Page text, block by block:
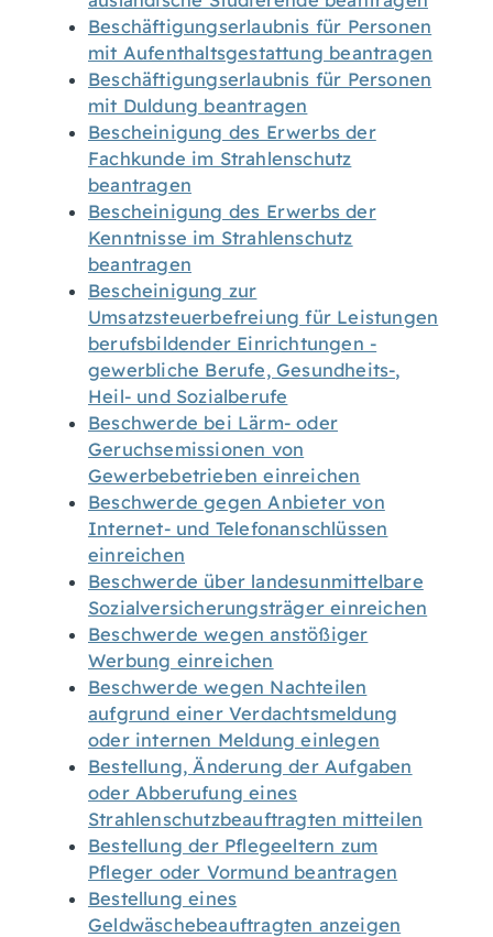
Beschäftigungserlaubnis für Personen
mit Aufenthaltsgestattung beantragen
Beschäftigungserlaubnis für Personen
mit Duldung beantragen
Bescheinigung des Erwerbs der
Fachkunde im Strahlenschutz
beantragen
Bescheinigung des Erwerbs der
Kenntnisse im Strahlenschutz
beantragen
Bescheinigung zur
Umsatzsteuerbefreiung für Leistungen
berufsbildender Einrichtungen -
gewerbliche Berufe, Gesundheits-,
Heil- und Sozialberufe
Beschwerde bei Lärm- oder
Geruchsemissionen von
Gewerbebetrieben einreichen
Beschwerde gegen Anbieter von
Internet- und Telefonanschlüssen
einreichen
Beschwerde über landesunmittelbare
Sozialversicherungsträger einreichen
Beschwerde wegen anstößiger
Werbung einreichen
Beschwerde wegen Nachteilen
aufgrund einer Verdachtsmeldung
oder internen Meldung einlegen
Bestellung, Änderung der Aufgaben
oder Abberufung eines
Strahlenschutzbeauftragten mitteilen
Bestellung der Pflegeeltern zum
Pfleger oder Vormund beantragen
Bestellung eines
Geldwäschebeauftragten anzeigen